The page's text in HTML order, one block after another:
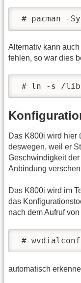
# pacman -
Alternativ kann
fehlen, so war dies
# ln -s /
Das K800i wird hier
deswegen, weil er
Geschwindigkeit
Anbindung
Das K800i wird im
das
nach dem Aufruf von
# wvdialconf
automatisch